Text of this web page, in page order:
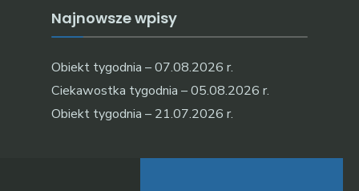
Najnowsze wpisy
Obiekt tygodnia – 07.08.2026 r.
Ciekawostka tygodnia – 05.08.2026 r.
Obiekt tygodnia – 21.07.2026 r.